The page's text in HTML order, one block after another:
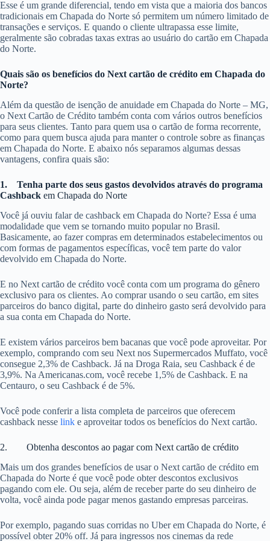
Esse é um grande diferencial, tendo em vista que a maioria dos bancos
tradicionais em Chapada do Norte só permitem um número limitado de
transações e serviços. E quando o cliente ultrapassa esse limite,
geralmente são cobradas taxas extras ao usuário do cartão em Chapada
do Norte.
Quais são os benefícios do Next cartão de crédito em Chapada do
Norte?
Além da questão de isenção de anuidade em Chapada do Norte – MG,
o Next Cartão de Crédito também conta com vários outros benefícios
para seus clientes. Tanto para quem usa o cartão de forma recorrente,
como para quem busca ajuda para manter o controle sobre as finanças
em Chapada do Norte. E abaixo nós separamos algumas dessas
vantagens, confira quais são:
1.
Tenha parte dos seus gastos devolvidos através do programa
Cashback em Chapada do Norte
Você já ouviu falar de cashback em Chapada do Norte? Essa é uma
modalidade que vem se tornando muito popular no Brasil.
Basicamente, ao fazer compras em determinados estabelecimentos ou
com formas de pagamentos específicas, você tem parte do valor
devolvido em Chapada do Norte.
E no Next cartão de crédito você conta com um programa do gênero
exclusivo para os clientes. Ao comprar usando o seu cartão, em sites
parceiros do banco digital, parte do dinheiro gasto será devolvido para
a sua conta em Chapada do Norte.
E existem vários parceiros bem bacanas que você pode aproveitar. Por
exemplo, comprando com seu Next nos Supermercados Muffato, você
consegue 2,3% de Cashback. Já na Droga Raia, seu Cashback é de
3,9%. Na Americanas.com, você recebe 1,5% de Cashback. E na
Centauro, o seu Cashback é de 5%.
Você pode conferir a lista completa de parceiros que oferecem
cashback nesse link e aproveitar todos os benefícios do Next cartão.
2. Obtenha descontos ao pagar com Next cartão de crédito
Mais um dos grandes benefícios de usar o Next cartão de crédito em
Chapada do Norte é que você pode obter descontos exclusivos
pagando com ele. Ou seja, além de receber parte do seu dinheiro de
volta, você ainda pode pagar menos gastando empresas parceiras.
Por exemplo, pagando suas corridas no Uber em Chapada do Norte, é
possível obter 20% off. Já para ingressos nos cinemas da rede